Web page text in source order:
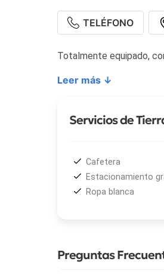
TELÉFONO
Totalmente equipado,
Leer más ↓
Servicios de
Cafetera
Estacionamiento
Ropa blanca
Preguntas